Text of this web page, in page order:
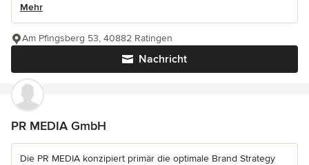
Mehr
Nachricht
Am Pfingsberg 53, 40882 Ratingen
PR MEDIA GmbH
Die PR MEDIA konzipiert primär die optimale Brand Strategy